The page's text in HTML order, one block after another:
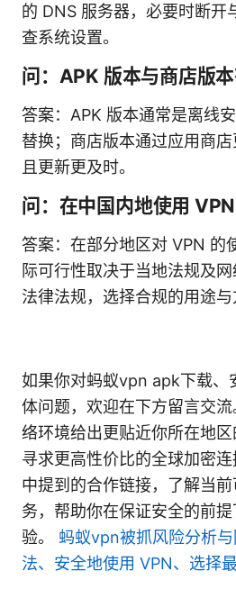
的 DNS 服务器，必要时断开
查系统设置。
问：APK 版本与商店版本
答案：APK 版本通常是离线
替换；商店版本通过应用商
且更新更及时。
问：在中国内地使用 VPN
答案：在部分地区对 VPN 的
际可行性取决于当地法规及
法律法规，选择合规的用途与
如果你对蚂蚁vpn apk下载、
体问题，欢迎在下方留言交
络环境给出更贴近你所在地
寻求更高性价比的全球加密
中提到的合作链接，了解当
务，帮助你在保证安全的前
验。 蚂蚁vpn被抓风险分析
法、安全地使用 VPN、选择